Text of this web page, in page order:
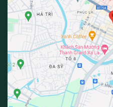
Chống Trơn Trượt, Đảm Bảo
Bề mặt thảm có độ bám cao,
thang hiệu quả, hạn chế rủi ro
cho gia đình có người già và trẻ
Chất Liệu Bền Đẹp, Êm Ái
Thảm được làm từ chất liệu
giác êm chân khi di chuyển.